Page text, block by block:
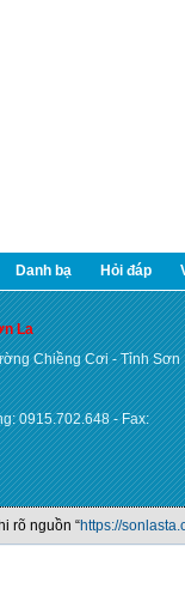
Danh bạ Hỏi đáp
La
Chiềng Cơi - Tỉnh Sơn
0915.702.648 - Fax:
rõ nguồn “https://